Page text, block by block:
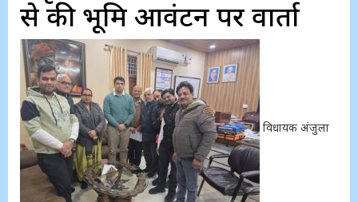
से की भूमि आवंटन पर वार्ता
विधायक अंजुला